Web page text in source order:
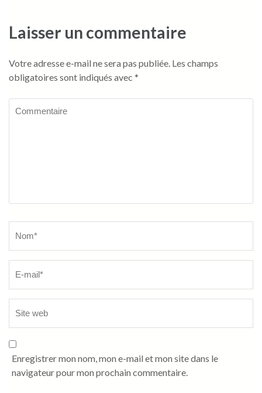
Laisser un commentaire
Votre adresse e-mail ne sera pas publiée. Les champs
obligatoires sont indiqués avec *
Enregistrer mon nom, mon e-mail et mon site dans le
navigateur pour mon prochain commentaire.